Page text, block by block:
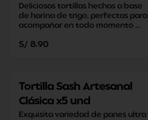
Deliciosas tortillas hechas a base
de harina de trigo, perfectas para
acompañar en todo momento
versatilidad y practicidad.
S/ 8.90
Tortilla Sash Artesanal
Clásica x5 und
Exquisita variedad de panes ultra